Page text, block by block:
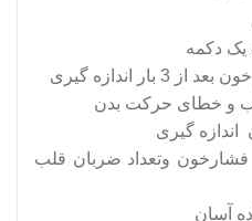
يک دکمه
اندازه گیری
و خطای حرکت بدن
فشارخون وتعداد ضربان قلب
آسان